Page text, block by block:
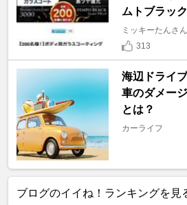
ムトブラック
ミッキーたんさん
313
海辺ドライ
車のダメー
とは？
カーライフ
ブログのイイね！ランキングを見